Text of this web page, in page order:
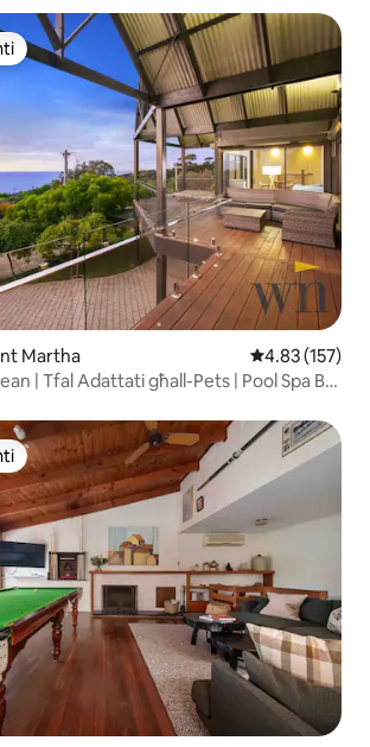
Martha Rating medju
4.83 (157)
| Tfal Adattati għall-Pets | Pool Spa Bar